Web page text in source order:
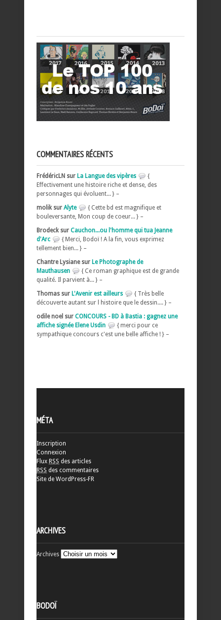
COMMENTAIRES RÉCENTS
FrédéricLN sur La Langue des vipères
{
Effectivement une histoire riche et dense, des
personnages qui évoluent... } –
molik sur Alyte
{ Cette bd est magnifique et
bouleversante, Mon coup de coeur... } –
Brodeck sur Cauchon...ou l'homme qui tua Jeanne
d'Arc
{ Merci, Bodoï ! A la fin, vous exprimez
tellement bien... } –
Chantre Lysiane sur Le Photographe de
Mauthausen
{ Ce roman graphique est de grande
qualité. Il parvient à... } –
Thomas sur L'Avenir est ailleurs
{ Très belle
découverte autant sur l histoire que le dessin.... } –
odile noel sur CONCOURS - BD à Bastia : gagnez une
affiche signée Elene Usdin
{ merci pour ce
sympathique concours c'est une belle affiche ! } –
MÉTA
Inscription
Connexion
Flux RSS des articles
RSS des commentaires
Site de WordPress-FR
ARCHIVES
Archives
BODOÏ